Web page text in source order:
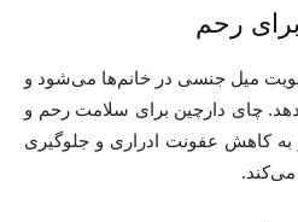
رحم
میل جنسی در خانم‌ها می‌شود و
چای دارچین برای سلامت رحم و
کاهش عفونت ادراری و جلوگیری
می‌کند.